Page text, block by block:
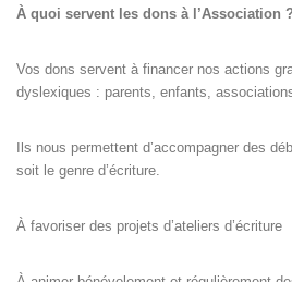
À quoi servent les dons à l’Association ?
Vos dons servent à financer nos actions
dyslexiques : parents, enfants,
Ils nous permettent d’accompagner des
soit le genre d’écriture.
À favoriser des projets d’ateliers d’écriture